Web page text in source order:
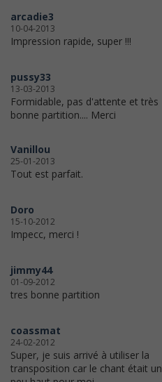
arcadie3
10-04-2013
Impression rapide, super !!!
pussy33
13-03-2013
Formidable, pas d'attente et très
bonne partition.... Merci
Vanillou
25-01-2013
Tout est parfait.
Doro
15-10-2012
Impecc, merci !
jimmy44
01-09-2012
tres bonne partition
coassmat
24-02-2012
Super, je suis arrivé à utiliser la
transposition car le chant était un